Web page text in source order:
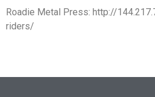
Roadie Metal Press: http://
riders/